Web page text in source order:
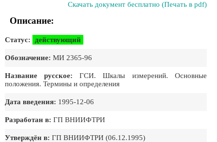
Скачать документ бесплатно (Печать в pdf)
Описание:
Статус: действующий
Обозначение: МИ 2365-96
Название русское: ГСИ. Шкалы измерений. Основные
положения. Термины и определения
Дата введения: 1995-12-06
Разработан в: ГП ВНИИФТРИ
Утверждён в: ГП ВНИИФТРИ (06.12.1995)